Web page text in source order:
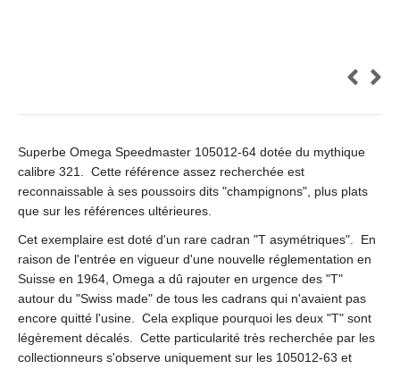
Superbe Omega Speedmaster 105012-64 dotée du mythique
calibre 321. Cette référence assez recherchée est
reconnaissable à ses poussoirs dits "champignons", plus plats
que sur les références ultérieures.
Cet exemplaire est doté d'un rare cadran "T asymétriques". En
raison de l'entrée en vigueur d'une nouvelle réglementation en
Suisse en 1964, Omega a dû rajouter en urgence des "T"
autour du "Swiss made" de tous les cadrans qui n'avaient pas
encore quitté l'usine. Cela explique pourquoi les deux "T" sont
légèrement décalés. Cette particularité très recherchée par les
collectionneurs s'observe uniquement sur les 105012-63 et